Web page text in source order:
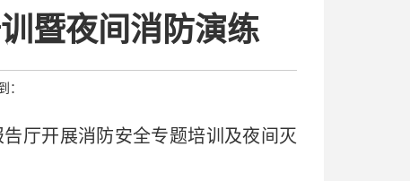
暨夜间消防演练
：
厅开展消防安全专题培训及夜间灭